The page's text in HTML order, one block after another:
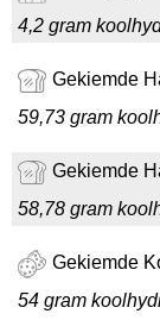
4,2 gram
Gekiemde
59,73 gram
Gekiemde
58,78 gram
Gekiemde
54 gram